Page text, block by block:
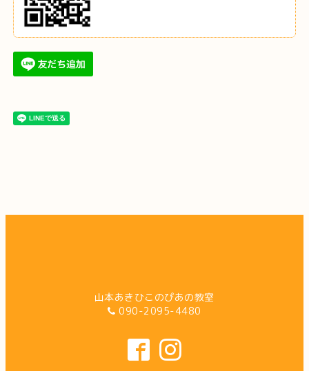
山本あきひこのぴあの教室
090-2095-4480